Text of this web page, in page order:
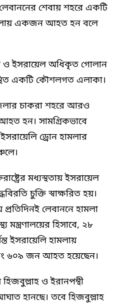
শেবায় শহরে একটি
একজন আহত হন বলে
ও ইসরায়েল অধিকৃত গোলান
একটি কৌশলগত এলাকা।
চাকরা শহরে আরও
হন। সামগ্রিকভাবে
ড্রোন হামলার
মধ্যস্থতায় ইসরায়েল
চুক্তি স্বাক্ষরিত হয়।
লেবাননে হামলা
মন্ত্রণালয়ের হিসাবে, ২৮
ইসরায়েলি হামলায়
৬০৯ জন আহত হয়েছেন।
ও ইরানপন্থী
হানছে। তবে হিজবুল্লাহ